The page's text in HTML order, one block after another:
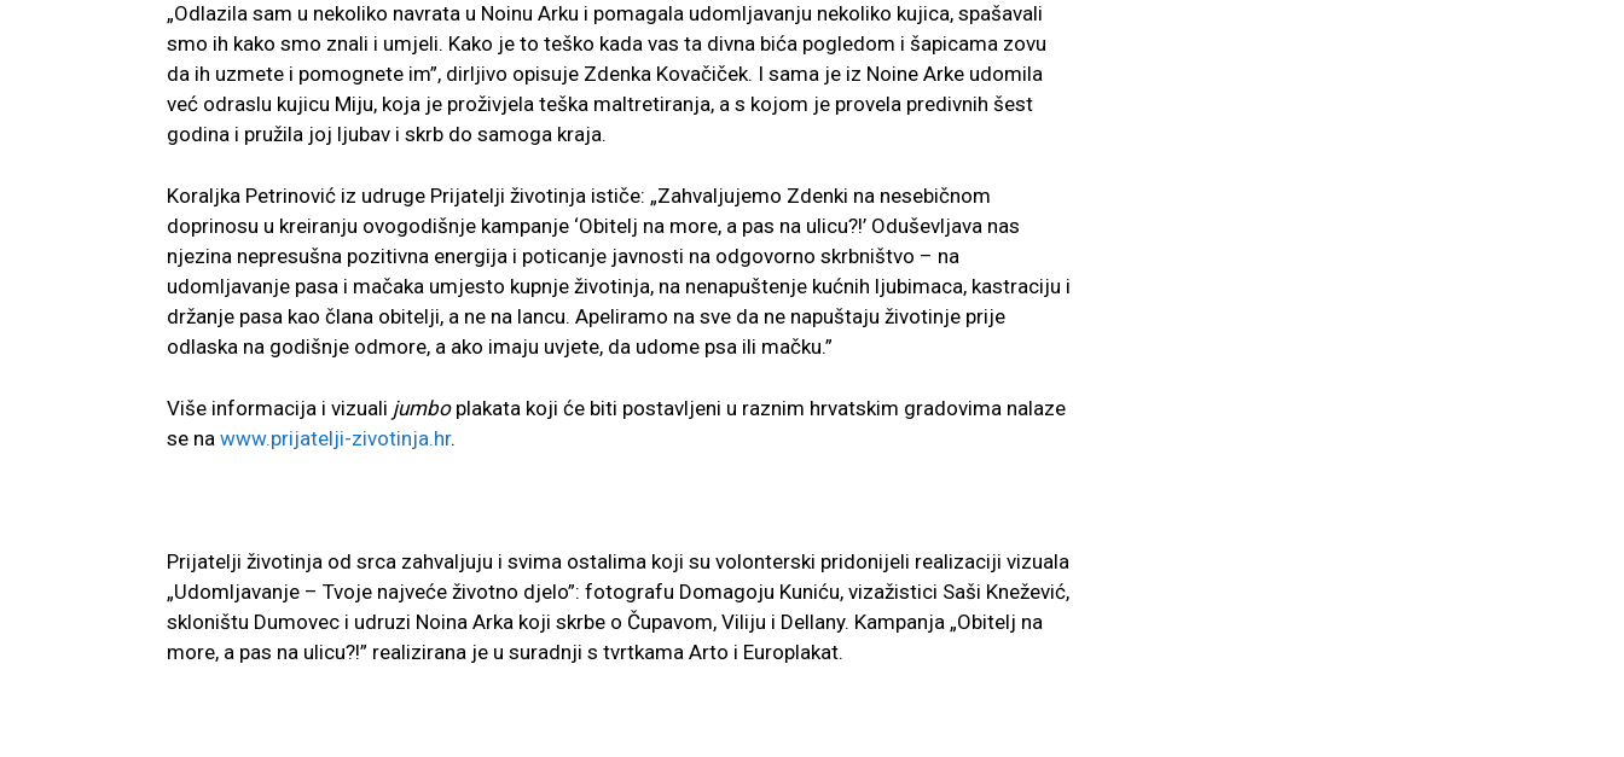
„Odlazila sam u nekoliko navrata u Noinu Arku i pomagala udomljavanju nekoliko kujica, spašavali
smo ih kako smo znali i umjeli. Kako je to teško kada vas ta divna bića pogledom i šapicama zovu
da ih uzmete i pomognete im”, dirljivo opisuje Zdenka Kovačiček. I sama je iz Noine Arke udomila
već odraslu kujicu Miju, koja je proživjela teška maltretiranja, a s kojom je provela predivnih šest
godina i pružila joj ljubav i skrb do samoga kraja.
Koraljka Petrinović iz udruge Prijatelji životinja ističe: „Zahvaljujemo Zdenki na nesebičnom
doprinosu u kreiranju ovogodišnje kampanje ‘Obitelj na more, a pas na ulicu?!’ Oduševljava nas
njezina nepresušna pozitivna energija i poticanje javnosti na odgovorno skrbništvo – na
udomljavanje pasa i mačaka umjesto kupnje životinja, na nenapuštenje kućnih ljubimaca, kastraciju i
držanje pasa kao člana obitelji, a ne na lancu. Apeliramo na sve da ne napuštaju životinje prije
odlaska na godišnje odmore, a ako imaju uvjete, da udome psa ili mačku.”
Više informacija i vizuali jumboplakata koji će biti postavljeni u raznim hrvatskim gradovima nalaze
se na www.prijatelji-zivotinja.hr.
Prijatelji životinja od srca zahvaljuju i svima ostalima koji su volonterski pridonijeli realizaciji vizuala
„Udomljavanje – Tvoje najveće životno djelo”: fotografu Domagoju Kuniću, vizažistici Saši Knežević,
skloništu Dumovec i udruzi Noina Arka koji skrbe o Čupavom, Viliju i Dellany. Kampanja „Obitelj na
more, a pas na ulicu?!” realizirana je u suradnji s tvrtkama Arto i Europlakat.